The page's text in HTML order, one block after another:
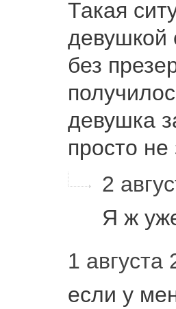
Такая
девушкой
без
девушка
просто
2
Я ж
1 августа
если у